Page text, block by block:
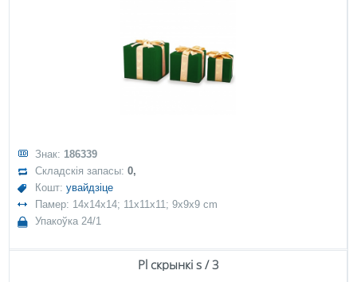
Знак: 186339
Складскія запасы:0,
Кошт:увайдзіце
Памер: 14x14x14; 11x11x11; 9x9x9 cm
Упакоўка 24/1
Pl скрынкі s / 3